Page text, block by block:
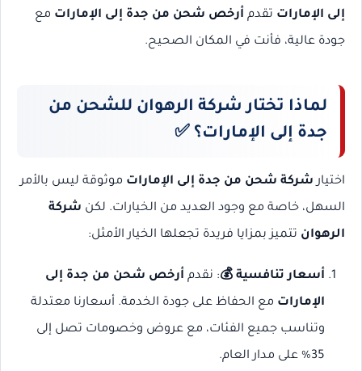
إلى الإمارات تقدم أرخص شحن من جدة إلى الإمارات مع
جودة عالية، فأنت في المكان الصحيح.
لماذا تختار شركة الرهوان للشحن من
جدة إلى الإمارات؟ ✅
اختيار شركة شحن من جدة إلى الإمارات موثوقة ليس بالأمر
السهل، خاصة مع وجود العديد من الخيارات. لكن شركة
الرهوان تتميز بمزايا فريدة تجعلها الخيار الأمثل:
أسعار تنافسية 💰: نقدم أرخص شحن من جدة إلى
الإمارات مع الحفاظ على جودة الخدمة. أسعارنا معتدلة
وتناسب جميع الفئات، مع عروض وخصومات تصل إلى
35% على مدار العام.